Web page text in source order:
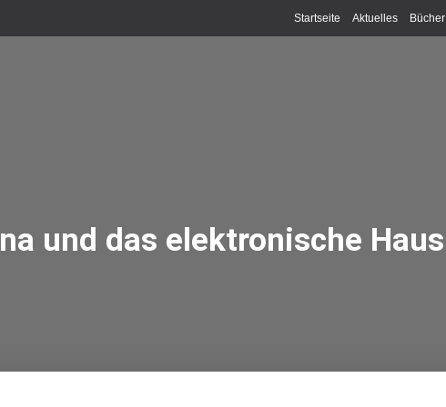
Startseite Aktuelles Bücher
und das elektronische Haus